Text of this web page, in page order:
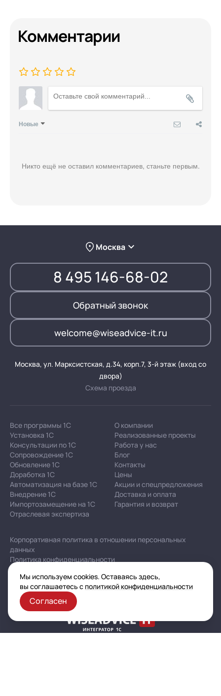
Комментарии
Новые
Никто ещё не оставил комментариев, станьте первым.
Москва
8 495 146-68-02
Обратный звонок
welcome@wiseadvice-it.ru
Москва, ул. Марксистская, д.34, корп.7, 3-й этаж (вход со
двора)
Схема проезда
Все программы 1С
Установка 1С
Консультации по 1С
Сопровождение 1С
Обновление 1С
Доработка 1С
Автоматизация на базе 1С
Внедрение 1С
Импортозамещение на 1С
Отраслевая экспертиза
О компании
Реализованные проекты
Работа у нас
Блог
Контакты
Цены
Акции и спецпредложения
Доставка и оплата
Гарантия и возврат
Корпоративная политика в отношении персональных
данных
Политика конфиденциальности
Публичная оферта
Карта сайта
Мы используем cookies. Оставаясь здесь,
вы соглашаетесь с политикой конфиденциальности
Согласен